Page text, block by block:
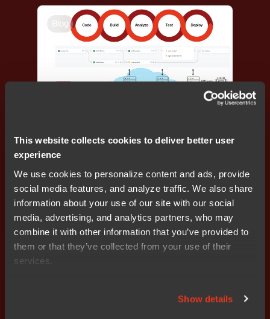
This website collects cookies to deliver better user
experience
We use cookies to personalize content and ads, provide
social media features, and analyze traffic. We also share
information about your use of our site with our social
media, advertising, and analytics partners, who may
combine it with other information that you’ve provided to
them or that they’ve collected from your use of their
services.
Show details
Blog
嵌入式系统中的“软件定义一切”：在复杂性不断增
加的情况下保持可控性
Blog